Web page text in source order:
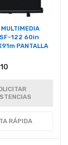
122 60in
PANTALLA
RÁPIDA